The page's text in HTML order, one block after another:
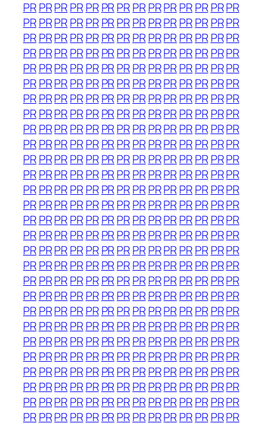
PRPRPRPRPR PRPRPRPRPRPRPR PRPR
PRPRPRPRPR PRPRPRPRPRPRPR PRPR
PRPRPRPRPR PRPRPRPRPRPRPR PRPR
PRPRPRPRPR PRPRPRPRPRPRPR PRPR
PRPRPRPRPR PRPRPRPRPRPRPR PRPR
PRPRPRPRPR PRPRPRPRPRPRPR PRPR
PRPRPRPRPR PRPRPRPRPRPRPR PRPR
PRPRPRPRPR PRPRPRPRPRPRPR PRPR
PRPRPRPRPR PRPRPRPRPRPRPR PRPR
PRPRPRPRPR PRPRPRPRPRPRPR PRPR
PRPRPRPRPR PRPRPRPRPRPRPR PRPR
PRPRPRPRPR PRPRPRPRPRPRPR PRPR
PRPRPRPRPR PRPRPRPRPRPRPR PRPR
PRPRPRPRPR PRPRPRPRPRPRPR PRPR
PRPRPRPRPR PRPRPRPRPRPRPR PRPR
PRPRPRPRPR PRPRPRPRPRPRPR PRPR
PRPRPRPRPR PRPRPRPRPRPRPR PRPR
PRPRPRPRPR PRPRPRPRPRPRPR PRPR
PRPRPRPRPR PRPRPRPRPRPRPR PRPR
PRPRPRPRPR PRPRPRPRPRPRPR PRPR
PRPRPRPRPR PRPRPRPRPRPRPR PRPR
PRPRPRPRPR PRPRPRPRPRPRPR PRPR
PRPRPRPRPR PRPRPRPRPRPRPR PRPR
PRPRPRPRPR PRPRPRPRPRPRPR PRPR
PRPRPRPRPR PRPRPRPRPRPRPR PRPR
PRPRPRPRPR PRPRPRPRPRPRPR PRPR
PRPRPRPRPR PRPRPRPRPRPRPR PRPR
PRPRPRPRPR PRPRPRPRPRPRPR PRPR